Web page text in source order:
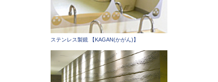
ステンレス製鏡 【KAGAN(かがん)】